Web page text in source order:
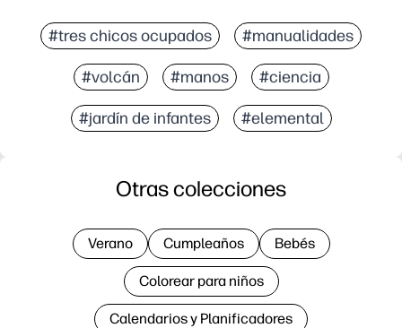
#tres chicos ocupados #manualidades
#volcán #manos #ciencia
#jardín de infantes #elemental
Otras colecciones
Verano Cumpleaños Bebés
Colorear para niños
Calendarios y Planificadores